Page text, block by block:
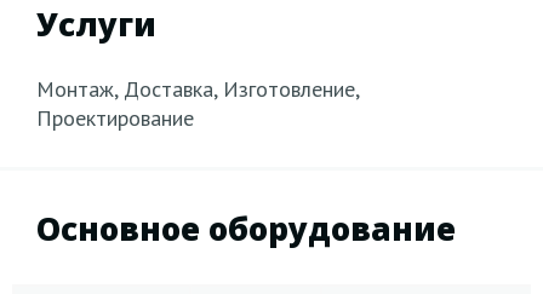
Услуги
Монтаж, Доставка, Изготовление,
Проектирование
Основное оборудование